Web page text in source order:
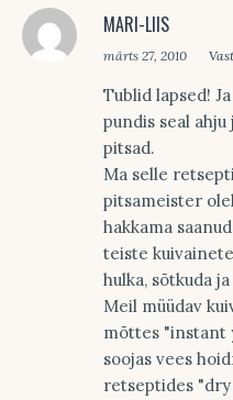
MARI-LIIS
märts 27, 2010
Tublid lapsed!
pundis seal
pitsad.
Ma selle
pitsameister
hakkama
teiste
hulka, sõtkuda
Meil müüdav
mõttes "instant
soojas vees
retseptides "dry